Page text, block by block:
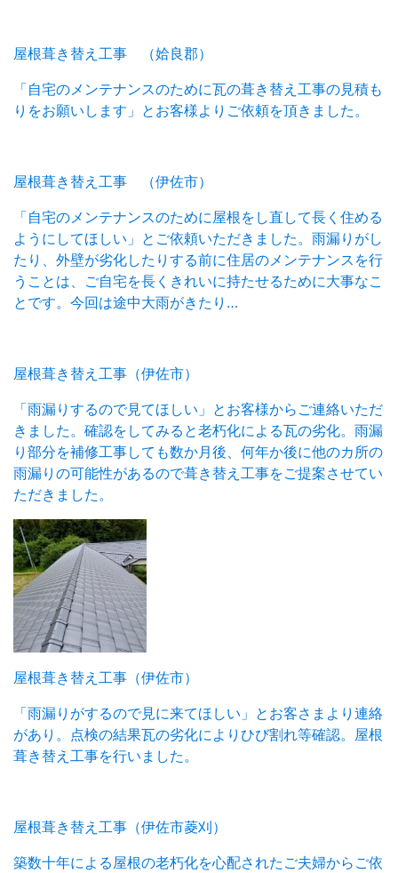
屋根葺き替え工事 （姶良郡）
「自宅のメンテナンスのために瓦の葺き替え工事の見積も
りをお願いします」とお客様よりご依頼を頂きました。
屋根葺き替え工事 （伊佐市）
「自宅のメンテナンスのために屋根をし直して長く住める
ようにしてほしい」とご依頼いただきました。雨漏りがし
たり、外壁が劣化したりする前に住居のメンテナンスを行
うことは、ご自宅を長くきれいに持たせるために大事なこ
とです。今回は途中大雨がきたり…
屋根葺き替え工事（伊佐市）
「雨漏りするので見てほしい」とお客様からご連絡いただ
きました。確認をしてみると老朽化による瓦の劣化。雨漏
り部分を補修工事しても数か月後、何年か後に他のカ所の
雨漏りの可能性があるので葺き替え工事をご提案させてい
ただきました。
屋根葺き替え工事（伊佐市）
「雨漏りがするので見に来てほしい」とお客さまより連絡
があり。点検の結果瓦の劣化によりひび割れ等確認。屋根
葺き替え工事を行いました。
屋根葺き替え工事（伊佐市菱刈）
築数十年による屋根の老朽化を心配されたご夫婦からご依